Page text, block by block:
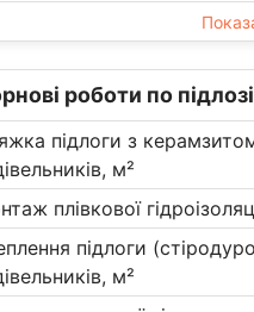
роботи по підлозі
підлоги з
м²
плівкової
підлоги
м²